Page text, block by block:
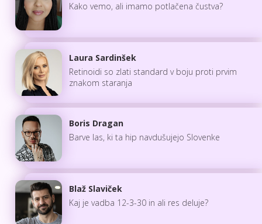
Kako vemo, ali imamo potlačena čustva?
Laura Sardinšek
Retinoidi so zlati standard v boju proti prvim
znakom staranja
Boris Dragan
Barve las, ki ta hip navdušujejo Slovenke
Blaž Slaviček
Kaj je vadba 12-3-30 in ali res deluje?